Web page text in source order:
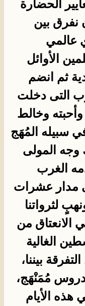
الحضارة
نفرق بين
عالمي
الأوائل
ثم انضم
التى دخلت
وخالط
سبيله المُهَج
وجه المولى
الغرب
مدار عشرات
لثرواتنا
الانعتاق من
الغالية
بيننا،
مُمَنْهَج،
الأيام